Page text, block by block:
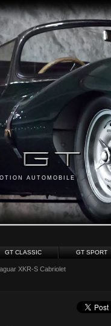
AUTOMOBILE
GT CLASSIC GT SPORT
XKR-S Cabriolet